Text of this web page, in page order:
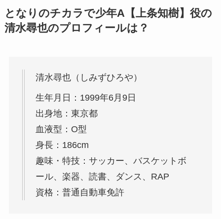
となりのチカラで少年A【上条知樹】役の
清水尋也のプロフィールは？
清水尋也（しみずひろや）
生年月日：1999年6月9日
出身地：東京都
血液型：O型
身長：186cm
趣味・特技：サッカー、バスケットボ
ール、楽器、読書、ダンス、RAP
資格：普通自動車免許